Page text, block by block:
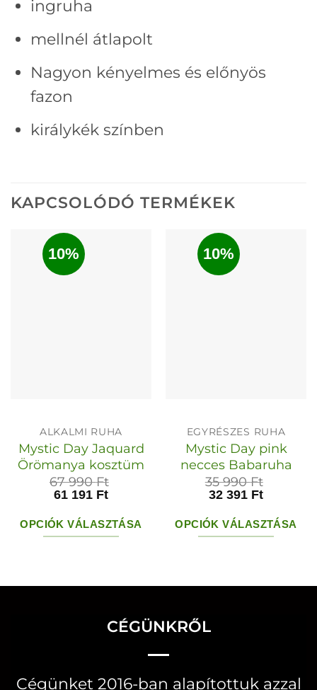
ingruha
mellnél átlapolt
Nagyon kényelmes és előnyös
fazon
királykék színben
KAPCSOLÓDÓ TERMÉKEK
10%
ALKALMI RUHA
Mystic Day Jaquard
Örömanya kosztüm
67 990Ft
61 191 Ft
OPCIÓK VÁLASZTÁSA
terméknek
variációja
10%
EGYRÉSZES RUHA
Mystic Day pink
necces Babaruha
35 990Ft
32 391 Ft
OPCIÓK VÁLASZTÁSA
terméknek
CÉGÜNKRŐL
Cégünket 2016-ban alapítottuk azzal